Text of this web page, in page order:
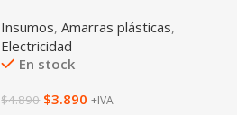
Insumos,Amarras plásticas,
Electricidad
En stock
$4.890 $3.890 +IVA